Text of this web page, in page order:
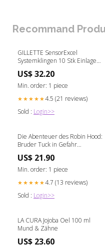
Recommand
GILLETTE SensorExcel
Systemklingen 10 Stk Einlagen
US$ 32.20
Min. order: 1 piece
★★★★★4.5 (21 reviews)
Sold : Login>>
Die Abenteuer des Robin Hood:
Bruder Tuck in Gefahr
US$ 21.90
Min. order: 1 piece
★★★★★4.7 (13 reviews)
Sold : Login>>
LA CURA Jojoba Oel 100 ml
Mund & Zähne
US$ 23.60